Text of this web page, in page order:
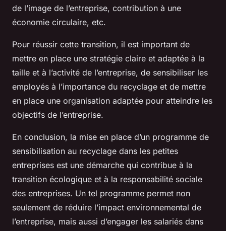
de l’image de l’entreprise, contribution à une
économie circulaire, etc.
Pour réussir cette transition, il est important de
mettre en place une stratégie claire et adaptée à la
taille et à l’activité de l’entreprise, de sensibiliser les
employés à l’importance du recyclage et de mettre
en place une organisation adaptée pour atteindre les
objectifs de l’entreprise.
En conclusion, la mise en place d’un programme de
sensibilisation au recyclage dans les petites
entreprises est une démarche qui contribue à la
transition écologique et à la responsabilité sociale
des entreprises. Un tel programme permet non
seulement de réduire l’impact environnemental de
l’entreprise, mais aussi d’engager les salariés dans